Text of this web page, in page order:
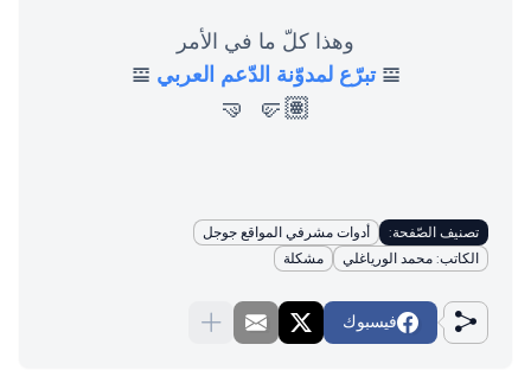
وهذا كلّ ما في الأمر
𝌘تبرّع لمدوّنة الدّعم العربي 𝌘
🤛🏽 🤜
تصنيف الصّفحة:
أدوات مشرفي المواقع جوجل
الكاتب: محمد الورياغلي
مشكلة
فيسبوك